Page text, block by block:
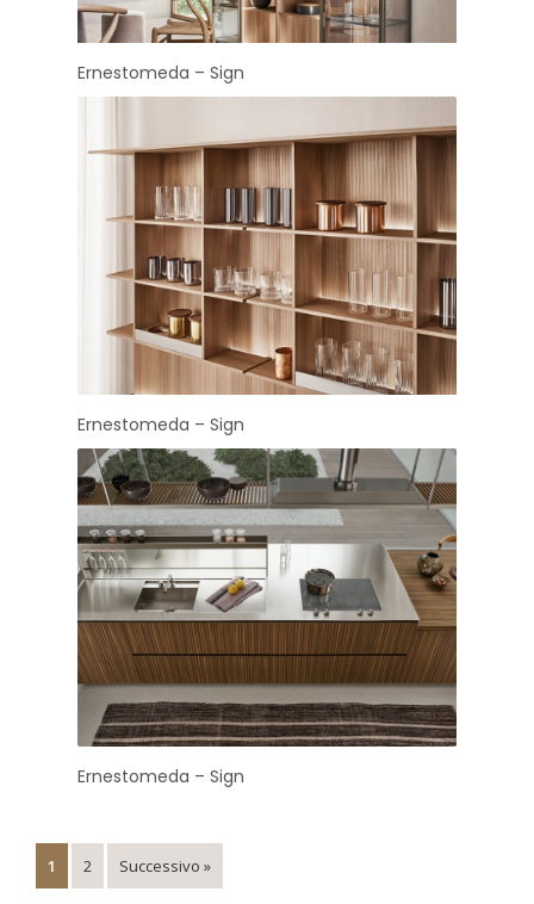
Ernestomeda – Sign
Ernestomeda – Sign
Ernestomeda – Sign
1 2 Successivo »